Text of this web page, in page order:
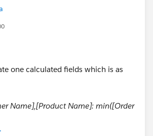
one calculated fields which is as
Name],[Product Name]: min([Order